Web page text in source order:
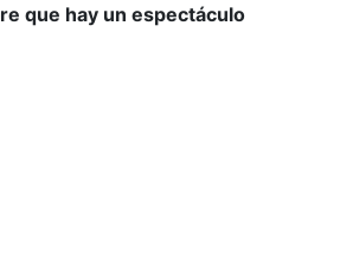
que hay un espectáculo